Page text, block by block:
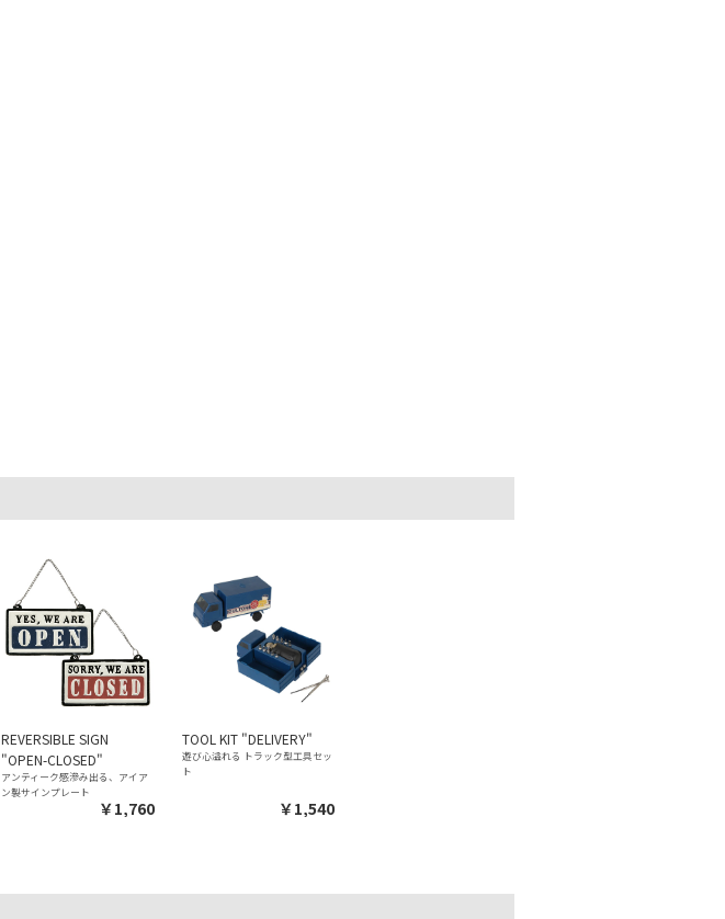
REVERSIBLE SIGN
"OPEN-CLOSED"
アンティーク感滲み出る、アイア
ン製サインプレート
￥1,760
TOOL KIT "DELIVERY"
遊び心溢れる トラック型工具セッ
ト
￥1,540